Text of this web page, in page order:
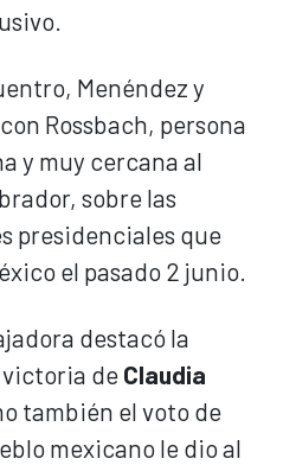
Menéndez y
Rossbach, persona
y muy cercana al
sobre las
presidenciales que
el pasado 2 junio.
destacó la
de Claudia
también el voto de
mexicano le dio al